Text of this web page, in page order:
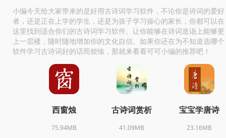
小编今天给大家带来的是好用古诗词学习软件，不论你是诗词的爱好
者，还是正在上学的学生，还是为孩子学习操心的家长，你都可以在
这里找到适合你们的古诗词学习软件。让你能够在诗词造诣上能够更
上一层楼，随时随地增加你的文化自信。如果你还在为不知道选哪个
软件学习古诗词好的话而烦恼，那就来看看可可小编的推荐吧！
西窗烛
75.94MB
古诗词赏析
41.09MB
宝宝学唐诗
23.16MB